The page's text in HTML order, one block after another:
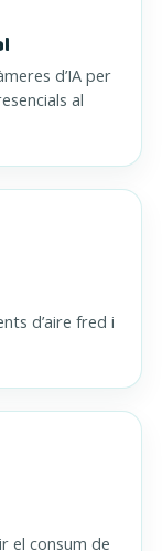
d’IA per
al
d’aire fred i
el consum de